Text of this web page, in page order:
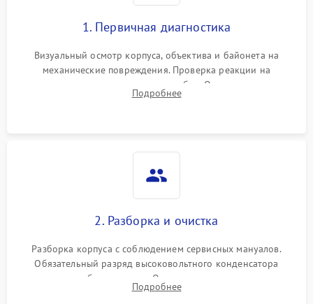
1. Первичная диагностика
Визуальный осмотр корпуса, объектива и байонета на
механические повреждения. Проверка реакции на
включение, считывание кодов ошибок. Оценка состояния
матрицы и затвора, проверка работы автофокуса и вспышки.
Подробнее
2. Разборка и очистка
Разборка корпуса с соблюдением сервисных мануалов.
Обязательный разряд высоковольтного конденсатора
вспышки для безопасности. Очистка внутренних узлов от
пыли, песка и следов влаги с помощью спецсредств.
Подробнее